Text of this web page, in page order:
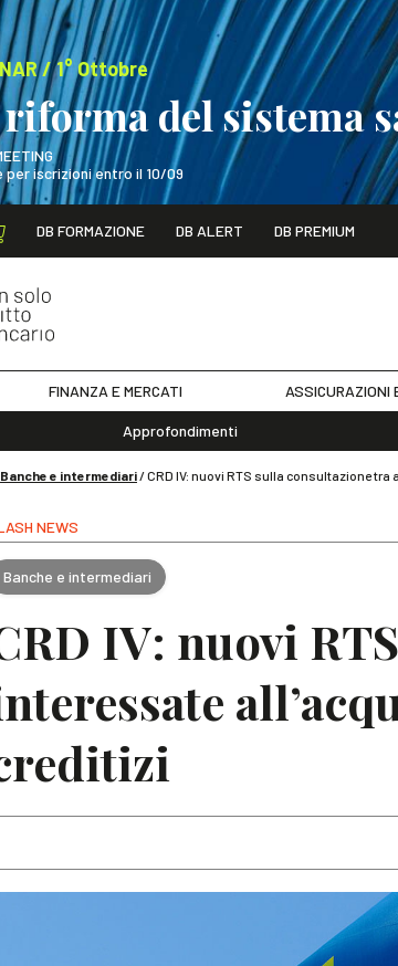
/ 1° Ottobre
del sistema
iscrizioni entro il 10/09
WEBINAR / 1° Ottobre
DB FORMAZIONE DB ALERT DB PREMIUM
FINANZA E MERCATI ASSICURAZIONI
Approfondimenti
Banche e intermediari/CRD IV: nuovi RTS sulla consultazione
NEWS
Banche e intermediari
IV: nuovi